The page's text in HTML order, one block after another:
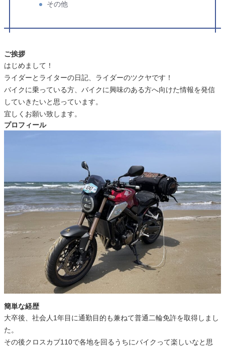
その他
ご挨拶
はじめまして！
ライダーとライターの日記、ライダーのツクヤです！
バイクに乗っている方、バイクに興味のある方へ向けた情報を発信
していきたいと思っています。
宜しくお願い致します。
プロフィール
簡単な経歴
大卒後、社会人1年目に通勤目的も兼ねて普通二輪免許を取得しまし
た。
その後クロスカブ110で各地を回るうちにバイクって楽しいなと思